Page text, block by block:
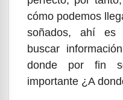
cómo podemos
soñados, ahí es
buscar
donde por fin
importante ¿A